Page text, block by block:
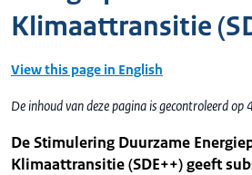
Klimaattransitie
View this page in English
De inhoud van deze pagina is gecontroleerd
De Stimulering Duurzame
Klimaattransitie (SDE++) geeft